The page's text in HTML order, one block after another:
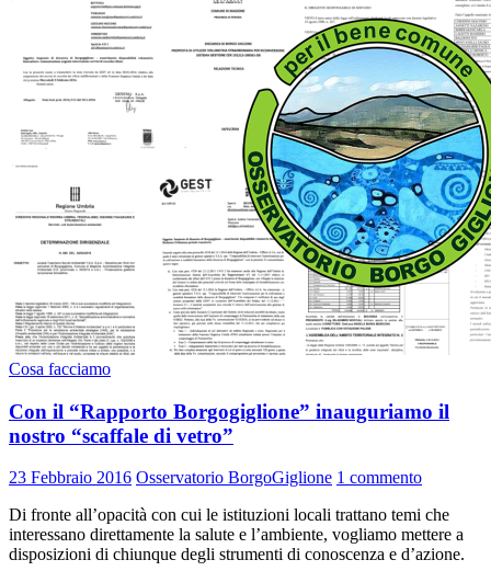
Cosa facciamo
Con il “Rapporto Borgogiglione” inauguriamo il
nostro “scaffale di vetro”
23 Febbraio 2016 Osservatorio BorgoGiglione 1 commento
Di fronte all’opacità con cui le istituzioni locali trattano temi che
interessano direttamente la salute e l’ambiente, vogliamo mettere a
disposizioni di chiunque degli strumenti di conoscenza e d’azione.